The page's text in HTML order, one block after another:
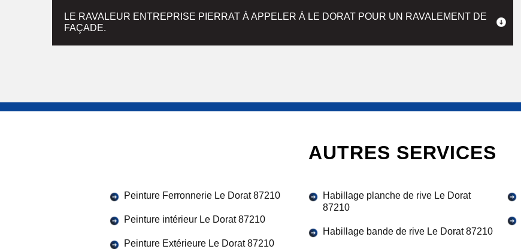
LE RAVALEUR ENTREPRISE PIERRAT À APPELER À LE DORAT POUR UN RAVALEMENT DE
FAÇADE.
AUTRES SERVICES
Peinture Ferronnerie Le Dorat 87210
Peinture intérieur Le Dorat 87210
Peinture Extérieure Le Dorat 87210
Habillage planche de rive Le Dorat
87210
Habillage bande de rive Le Dorat 87210